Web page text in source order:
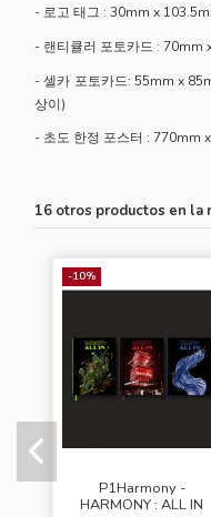
- 로고 태그 : 30mm x
- 랜티큘러 포토카드 : 70mm
- 셀카 포토카드: 55mm x
상이)
- 초도 한정 포스터 : 770mm
16 otros productos en la
-10%
P1Harmony -
HARMONY : ALL IN